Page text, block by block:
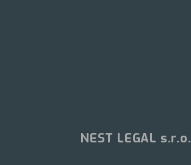
NEST LEGAL s.r.o.